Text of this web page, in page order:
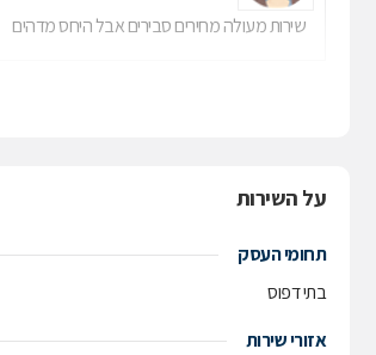
שירות מעולה מחירים סבירים אבל היחס מדהים
על השירות
תחומי העסק
בתי דפוס
אזורי שירות